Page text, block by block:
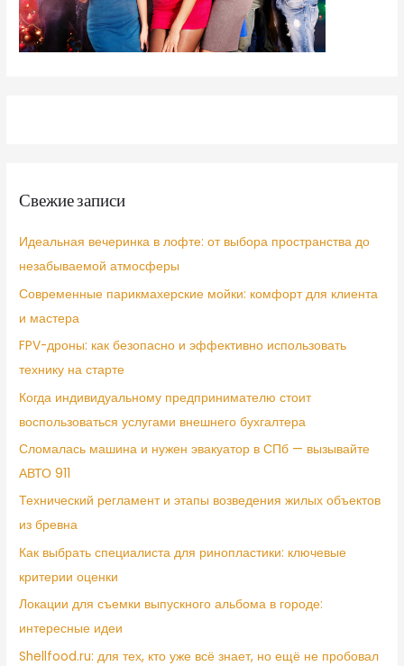
Свежие записи
Идеальная вечеринка в лофте: от выбора пространства до
незабываемой атмосферы
Современные парикмахерские мойки: комфорт для клиента
и мастера
FPV-дроны: как безопасно и эффективно использовать
технику на старте
Когда индивидуальному предпринимателю стоит
воспользоваться услугами внешнего бухгалтера
Сломалась машина и нужен эвакуатор в СПб — вызывайте
АВТО 911
Технический регламент и этапы возведения жилых объектов
из бревна
Как выбрать специалиста для ринопластики: ключевые
критерии оценки
Локации для съемки выпускного альбома в городе:
интересные идеи
Shellfood.ru: для тех, кто уже всё знает, но ещё не пробовал